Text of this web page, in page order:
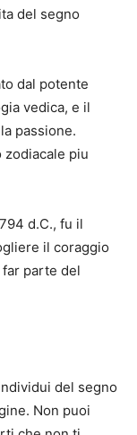
del segno
dal potente
vedica, e il
passione.
zodiacale piu
d.C., fu il
il coraggio
parte del
del segno
Non puoi